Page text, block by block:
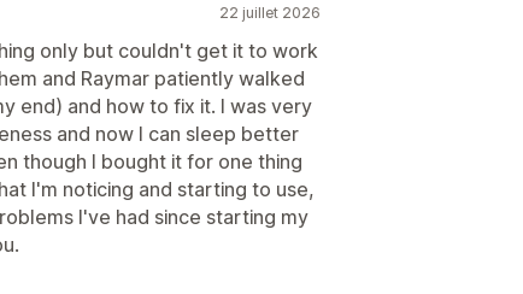
Multilingue
au produit
fréquemment achetés ensemble
22 juillet 2026
only but couldn't get it to work
and Raymar patiently walked
end) and how to fix it. I was very
and now I can sleep better
though I bought it for one thing
I'm noticing and starting to use,
I've had since starting my